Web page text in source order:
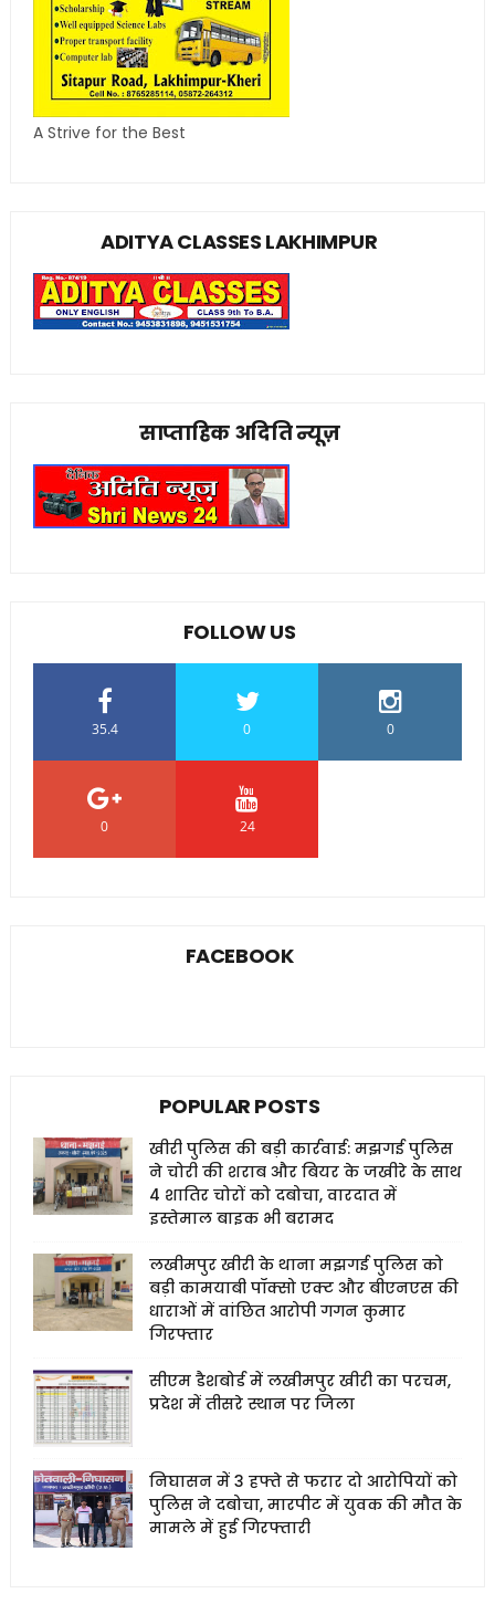
A Strive for the Best
ADITYA CLASSES LAKHIMPUR
साप्ताहिक अदिति न्यूज़
FOLLOW US
35.4 0 0
0 24
FACEBOOK
POPULAR POSTS
खीरी पुलिस की बड़ी कार्रवाई: मझगई पुलिस
ने चोरी की शराब और बियर के जखीरे के साथ
4 शातिर चोरों को दबोचा, वारदात में
इस्तेमाल बाइक भी बरामद
लखीमपुर खीरी के थाना मझगई पुलिस को
बड़ी कामयाबी पॉक्सो एक्ट और बीएनएस की
धाराओं में वांछित आरोपी गगन कुमार
गिरफ्तार
सीएम डैशबोर्ड में लखीमपुर खीरी का परचम,
प्रदेश में तीसरे स्थान पर जिला
निघासन में 3 हफ्ते से फरार दो आरोपियों को
पुलिस ने दबोचा, मारपीट में युवक की मौत के
मामले में हुई गिरफ्तारी